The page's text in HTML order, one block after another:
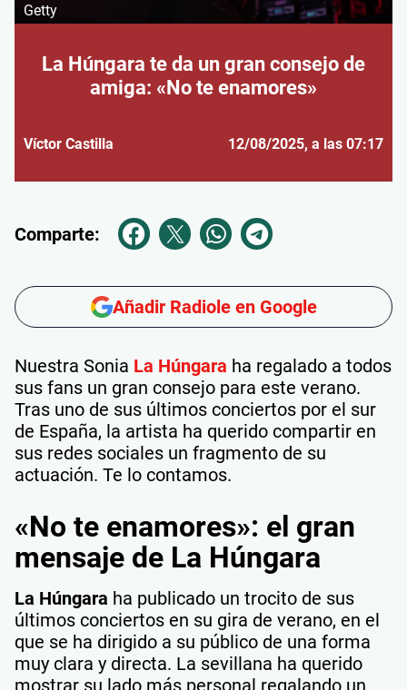
Getty
La Húngara te da un gran consejo de
amiga: «No te enamores»
Víctor Castilla 12/08/2025, a las 07:17
Comparte:
Añadir Radiole en Google
Nuestra Sonia La Húngara ha regalado a todos
sus fans un gran consejo para este verano.
Tras uno de sus últimos conciertos por el sur
de España, la artista ha querido compartir en
sus redes sociales un fragmento de su
actuación. Te lo contamos.
«No te enamores»: el gran
mensaje de La Húngara
La Húngara ha publicado un trocito de sus
últimos conciertos en su gira de verano, en el
que se ha dirigido a su público de una forma
muy clara y directa. La sevillana ha querido
mostrar su lado más personal regalando un